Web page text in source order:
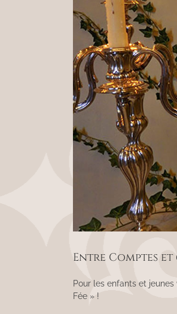
Entre Comptes et
Pour les enfants et
Fée » !